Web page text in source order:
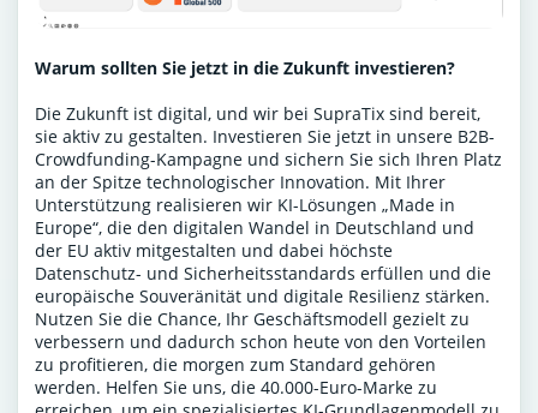
Warum sollten Sie jetzt in die Zukunft investieren?
Die Zukunft ist digital, und wir bei SupraTix sind bereit,
sie aktiv zu gestalten. Investieren Sie jetzt in unsere B2B-
Crowdfunding-Kampagne und sichern Sie sich Ihren Platz
an der Spitze technologischer Innovation. Mit Ihrer
Unterstützung realisieren wir KI-Lösungen „Made in
Europe“, die den digitalen Wandel in Deutschland und
der EU aktiv mitgestalten und dabei höchste
Datenschutz- und Sicherheitsstandards erfüllen und die
europäische Souveränität und digitale Resilienz stärken.
Nutzen Sie die Chance, Ihr Geschäftsmodell gezielt zu
verbessern und dadurch schon heute von den Vorteilen
zu profitieren, die morgen zum Standard gehören
werden. Helfen Sie uns, die 40.000-Euro-Marke zu